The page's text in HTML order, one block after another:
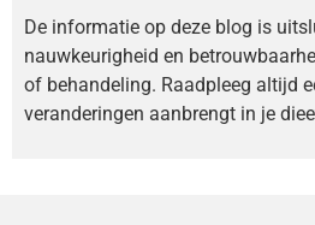
De informatie op deze blog is
nauwkeurigheid en
of behandeling. Raadpleeg altijd
veranderingen aanbrengt in je